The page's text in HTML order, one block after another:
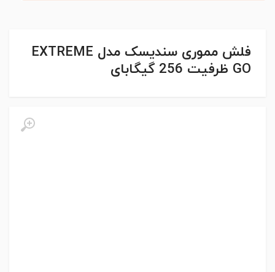
فلش مموری سندیسک مدل EXTREME
GO ظرفیت 256 گیگابای